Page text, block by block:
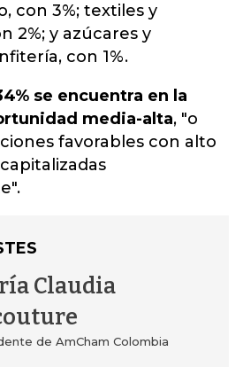
con 3%; textiles y
2%; y azúcares y
con 1%.
se encuentra en la
media-alta, "o
favorables con alto
Claudia
de AmCham Colombia